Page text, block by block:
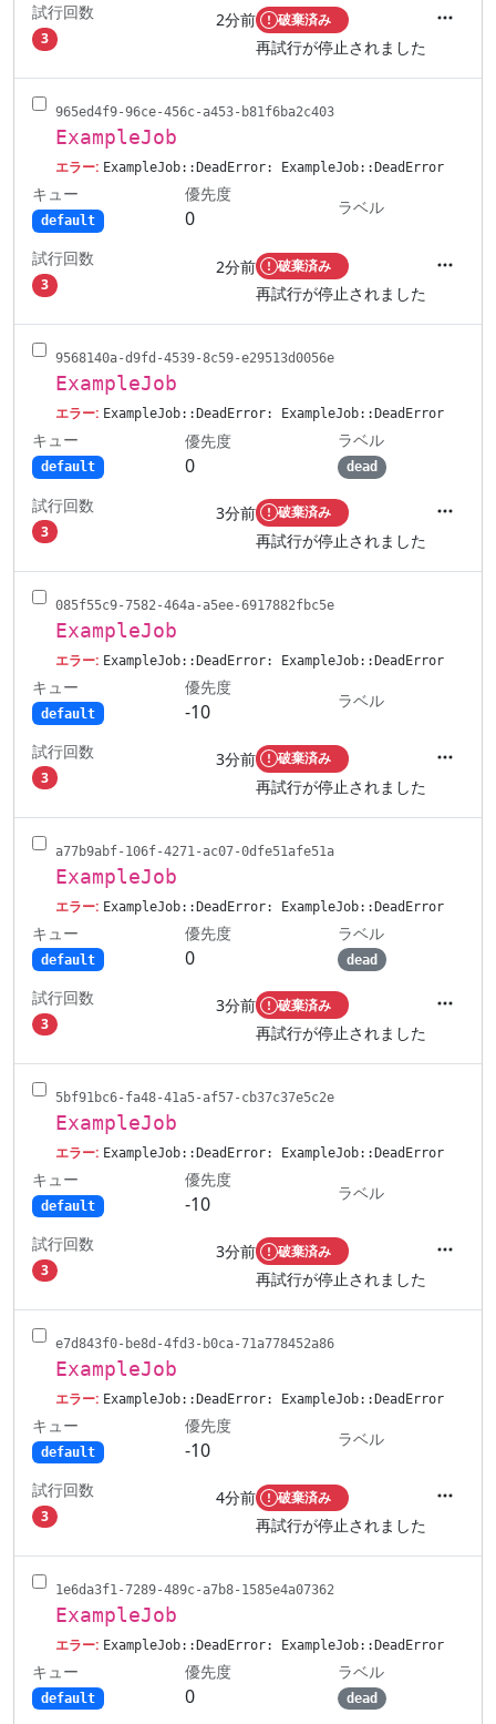
試行回数
3
2分前 破棄済み
再試行が停止されました
965ed4f9-96ce-456c-a453-b81f6ba2c403
ExampleJob
エラー: ExampleJob::DeadError: ExampleJob::DeadError
キュー
default
優先度
0 ラベル
試行回数
3
2分前 破棄済み
再試行が停止されました
アクシ
9568140a-d9fd-4539-8c59-e29513d0056e
ExampleJob
エラー: ExampleJob::DeadError: ExampleJob::DeadError
キュー
default
優先度
0
ラベル
dead
試行回数
3
3分前 破棄済み
再試行が停止されました
085f55c9-7582-464a-a5ee-6917882fbc5e
ExampleJob
エラー: ExampleJob::DeadError: ExampleJob::DeadError
キュー
default
優先度
-10 ラベル
試行回数
3
3分前 破棄済み
再試行が停止されました
a77b9abf-106f-4271-ac07-0dfe51afe51a
ExampleJob
エラー: ExampleJob::DeadError: ExampleJob::DeadError
キュー
default
優先度
0
ラベル
dead
試行回数
3
3分前 破棄済み
再試行が停止されました
5bf91bc6-fa48-41a5-af57-cb37c37e5c2e
ExampleJob
エラー: ExampleJob::DeadError: ExampleJob::DeadError
キュー
default
優先度
-10 ラベル
試行回数
3
3分前 破棄済み
再試行が停止されました
e7d843f0-be8d-4fd3-b0ca-71a778452a86
ExampleJob
エラー: ExampleJob::DeadError: ExampleJob::DeadError
キュー
default
優先度
-10 ラベル
試行回数
3
4分前 破棄済み
再試行が停止されました
1e6da3f1-7289-489c-a7b8-1585e4a07362
ExampleJob
エラー: ExampleJob::DeadError: ExampleJob::DeadError
キュー
default
優先度
0
ラベル
dead